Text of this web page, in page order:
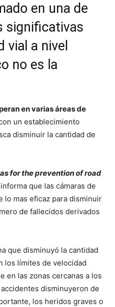
en una de
significativas
vial a nivel
no es la
en varias áreas de
un establecimiento
disminuir la cantidad de
for the prevention of road
que las cámaras de
lo mas eficaz para disminuir
de fallecidos derivados
que disminuyó la cantidad
los límites de velocidad
en las zonas cercanas a los
disminuyeron de
los heridos graves o